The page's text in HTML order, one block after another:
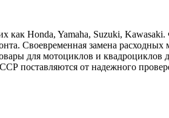
Honda, Yamaha, Suzuki,
Своевременная замена
для мотоциклов и квадроциклов
поставляются от надежного